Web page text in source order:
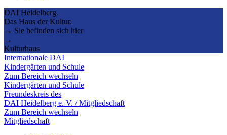
DAI Heidelberg.
Das Haus der Kultur.
→ Sie befinden sich hier
→
Kulturhaus
Internationale DAI
Kindergärten und Schule
Zum Bereich wechseln
Kindergärten und Schule
Freundeskreis des
DAI Heidelberg e. V. / Mitgliedschaft
Zum Bereich wechseln
Mitgliedschaft